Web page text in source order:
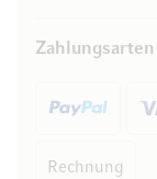
Zahlungsarten
Rechnung